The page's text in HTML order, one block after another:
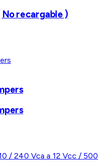
No recargable )